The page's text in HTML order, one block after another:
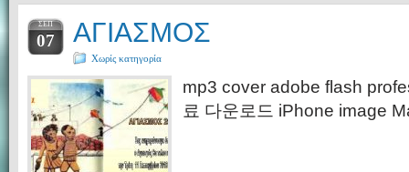
ΣΕΠ
07 ΑΓΙΑΣΜΟΣ
Χωρίς κατηγορία
mp3 cover adobe flash
료 다운로드 iPhone image